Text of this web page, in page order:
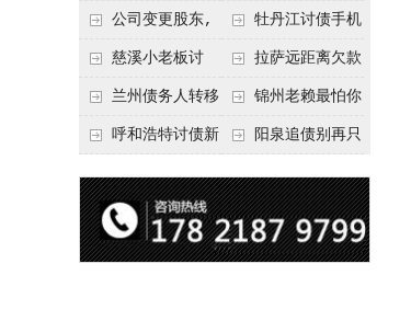
给欠款人发律师函？
正规机构的函件服务
回呢？2026年最新绝
招选择！
公司变更股东,
变更前的债权债务谁
承担
牡丹江讨债手机
搞定：2026年线上立
案追债全流程，足不
出户
慈溪小老板讨
债，2026年这2个本
地行业协会出面，比
拉萨远距离欠款
对方在牧区联系不
上，2026年委托当地
兰州债务人转移
财产后申请破产，20
要回来吗
锦州老赖最怕你
懂这1条，2026
罪”详解，能判刑
呼和浩特讨债新
函”催账为啥管用？
成本低见效快
阳泉追债别再只
类隐形财产（公积
金、保单）也能执行